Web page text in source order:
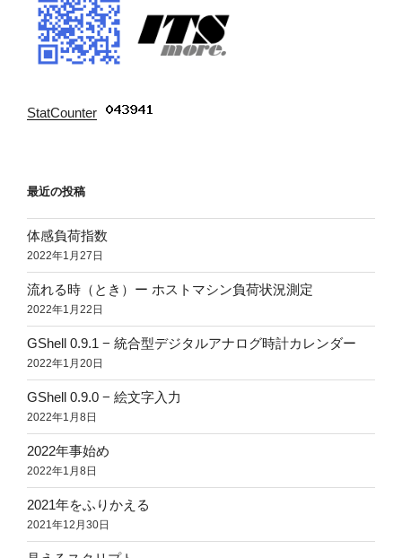
StatCounter
最近の投稿
体感負荷指数
2022年1月27日
流れる時（とき）ー ホストマシン負荷状況測定
2022年1月22日
GShell 0.9.1 − 統合型デジタルアナログ時計カレンダー
2022年1月20日
GShell 0.9.0 − 絵文字入力
2022年1月8日
2022年事始め
2022年1月8日
2021年をふりかえる
2021年12月30日